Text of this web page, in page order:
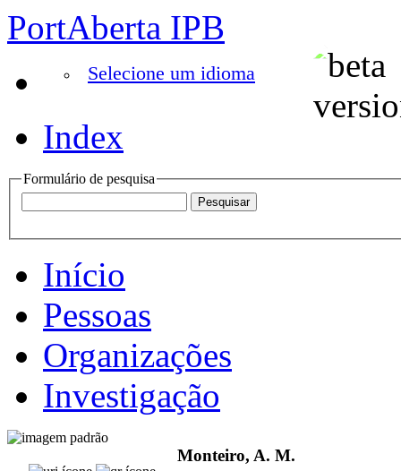
PortAberta IPB
Selecione um idioma
Index
Formulário de pesquisa
Início
Pessoas
Organizações
Investigação
Monteiro, A. M.